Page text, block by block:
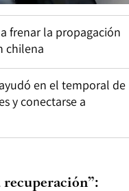
frenar la propagación
chilena
en el temporal de
y conectarse a
recuperación”: